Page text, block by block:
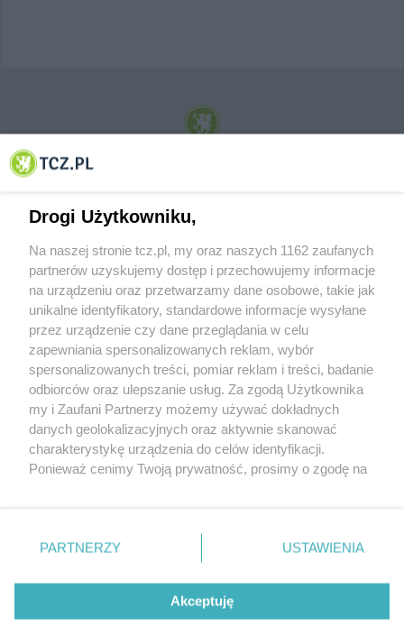
© 2001-2026 Tczew - TCZ.PL Sp. z o.o. Internetowy Serwis Informacyjny Miasta
O FIRMIE POLITYKA PRYWATNOŚCI HOSTING
REKLAMA WSPÓŁPRACA RSS FACEBOOK KONTAKT
Nasze serwisy
Aktualności
Tcz24
Historia miasta
Muzyka i kultura
Archiwum wydarzeń
Zdjęcia miasta
Drogi Użytkowniku,
Na naszej stronie tcz.pl, my oraz naszych 1162 zaufanych
partnerów uzyskujemy dostęp i przechowujemy informacje
na urządzeniu oraz przetwarzamy dane osobowe, takie jak
unikalne identyfikatory, standardowe informacje wysyłane
przez urządzenie czy dane przeglądania w celu
zapewniania spersonalizowanych reklam, wybór
spersonalizowanych treści, pomiar reklam i treści, badanie
odbiorców oraz ulepszanie usług. Za zgodą Użytkownika
my i Zaufani Partnerzy możemy używać dokładnych
danych geolokalizacyjnych oraz aktywnie skanować
charakterystykę urządzenia do celów identyfikacji.
Ponieważ cenimy Twoją prywatność, prosimy o zgodę na
znajdujący się w lewym dolnym rogu strony
. Niektóre
przetwarzaniu. Preferencje będą miały zastosowania tylko
PARTNERZY USTAWIENIA
Akceptuję